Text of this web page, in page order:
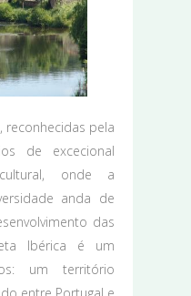
reconhecidas pela
de excecional
onde a
anda de
das
Ibérica é um
um território